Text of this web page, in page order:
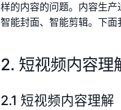
样的内容的问题。内容生
智能封面、智能剪辑。下面
2. 短视频内容理
2.1 短视频内容理解